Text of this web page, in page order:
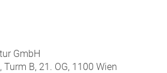
GmbH
B, 21. OG, 1100 Wien